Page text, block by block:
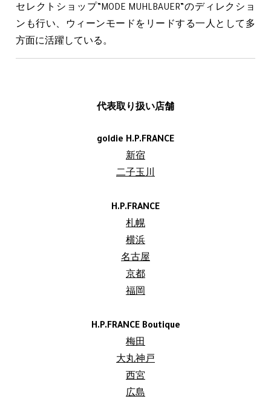
セレクトショップ”MODE MUHLBAUER”のディレクショ
ンも行い、ウィーンモードをリードする一人として多
方面に活躍している。
代表取り扱い店舗
goldie H.P.FRANCE
新宿
二子玉川
H.P.FRANCE
札幌
横浜
名古屋
京都
福岡
H.P.FRANCE Boutique
梅田
大丸神戸
西宮
広島